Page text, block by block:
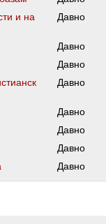
и на
Давно
Давно
Давно
Давно
Давно
Давно
Давно
Давно